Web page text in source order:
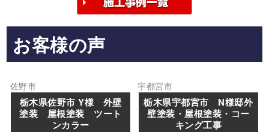
お客様の声
佐野市
栃木県佐野市 Y様 外壁
塗装 屋根塗装 ツート
ンカラー
宇都宮市
栃木県宇都宮市 N様邸外
壁塗装・屋根塗装・コー
キング工事